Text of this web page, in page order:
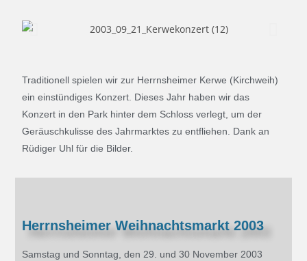
Traditionell spielen wir zur Herrnsheimer Kerwe (Kirchweih)
ein einstündiges Konzert. Dieses Jahr haben wir das
Konzert in den Park hinter dem Schloss verlegt, um der
Geräuschkulisse des Jahrmarktes zu entfliehen. Dank an
Rüdiger Uhl für die Bilder.
Herrnsheimer Weihnachtsmarkt 2003
Samstag und Sonntag, den 29. und 30 November 2003